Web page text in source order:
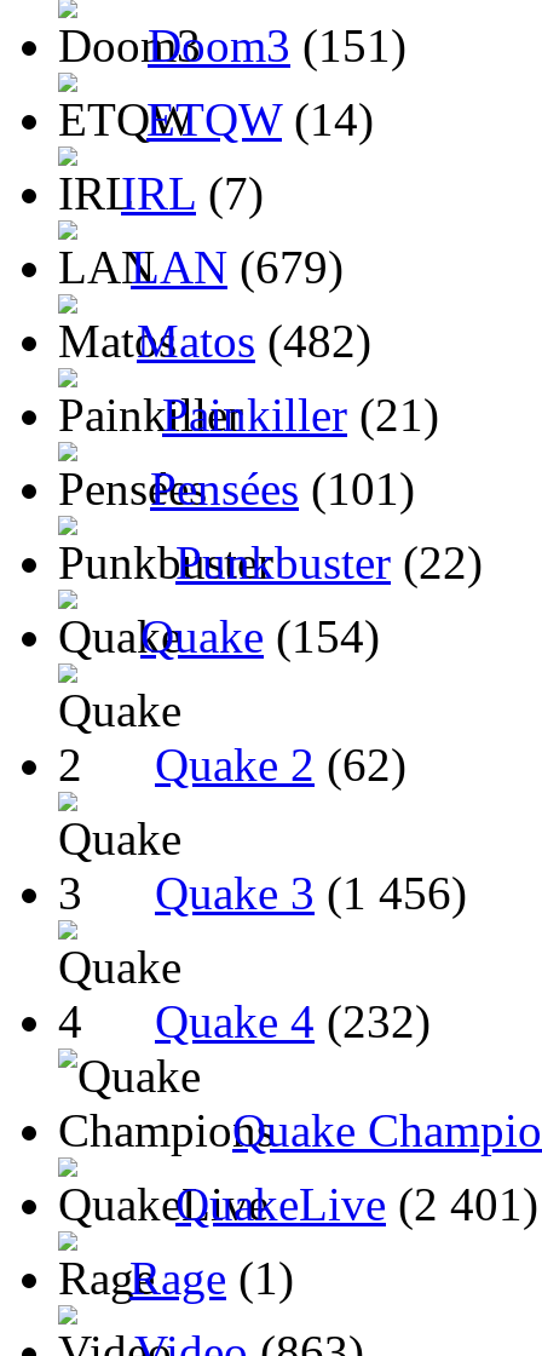
Doom3 (151)
ETQW(14)
IRL (7)
LAN (679)
Matos (482)
Painkiller (21)
Pensées (101)
Punkbuster (22)
Quake (154)
Quake 2 (62)
Quake 3 (1 456)
Quake 4 (232)
Quake
QuakeLive (2 401)
Rage (1)